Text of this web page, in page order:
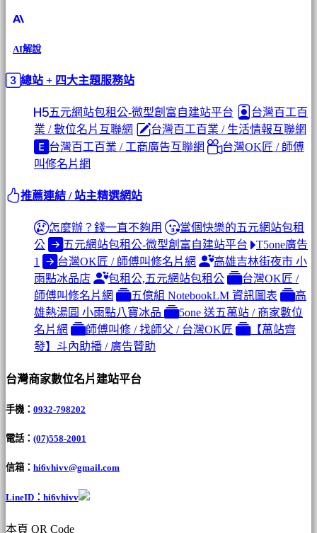
AI解說
總站 + 四大主題服務站
五元網站包租公-微型創富自建站平台
台灣百工百
業 / 數位名片互聯網
台灣百工百業 / 生活情報互聯網
台灣百工百業 / 工商廣告互聯網
台灣OK匠 / 師傅
叫修名片網
推薦連結 / 站主精選網站
怎麼辦？錢一直不夠用
當個快樂的五元網站包租
公
五元網站包租公-微型創富自建站平台
T5one廣告
1
台灣OK匠 / 師傅叫修名片網
高雄吉林街夜市 小
雨點冰品店
包租公,五元網站包租公
台灣OK匠 /
師傅叫修名片網
五億組 NotebookLM 資訊圖表
高
雄熱湯圓 小雨點八寶冰品
5one 送五萬站 / 商家數位
名片網
師傅叫修 / 找師父 / 台灣OK匠
【萬站齊
發】斗內助播 / 廣告贊助
台灣商家數位名片建站平台
手機： 0932-798202
電話： (07)558-2001
信箱： hi6vhivv@gmail.com
LineID：hi6vhivv
本頁 QR Code